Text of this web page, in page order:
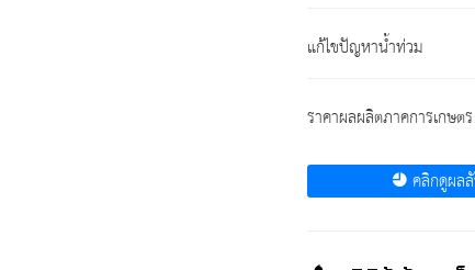
แก้ไขปัญหาน้ำท่วม
ราคาผลผลิตภาคการเกษตร
คลิกดูผล